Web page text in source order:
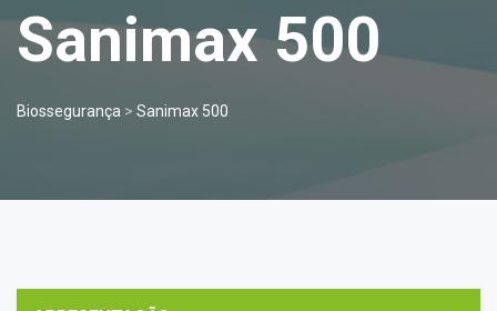
Sanimax 500
Biossegurança > Sanimax 500